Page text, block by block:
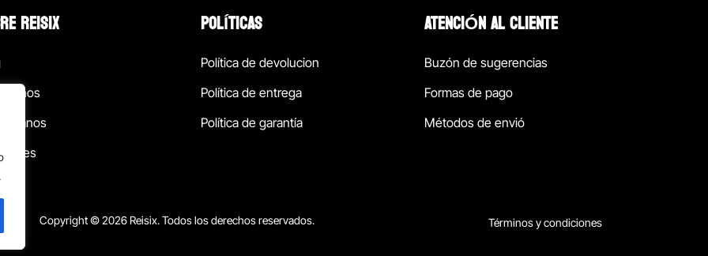
REISIX POLÍTICAS
Política de devolucion
Política de entrega
Política de garantía
ATENCIÓN AL CLIENTE
Buzón de sugerencias
Formas de pago
Métodos de envió
Copyright © 2026 Reisix. Todos los derechos reservados. Términos y condiciones